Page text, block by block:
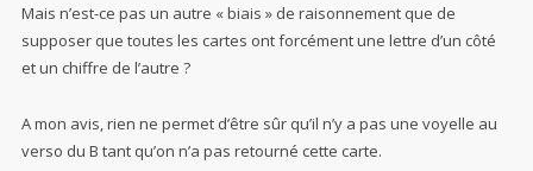
Mais n’est-ce pas un autre « biais » de raisonnement que de
supposer que toutes les cartes ont forcément une lettre d’un côté
et un chiffre de l’autre ?
A mon avis, rien ne permet d’être sûr qu’il n’y a pas une voyelle au
verso du B tant qu’on n’a pas retourné cette carte.